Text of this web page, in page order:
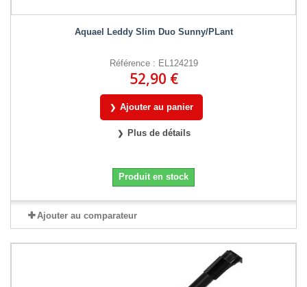
Aquael Leddy Slim Duo Sunny/PLant
Référence : EL124219
52,90 €
Ajouter au panier
Plus de détails
Produit en stock
Ajouter au comparateur